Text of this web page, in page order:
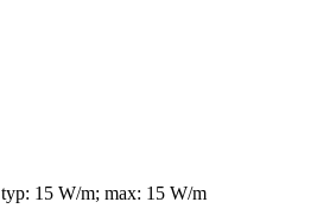
typ: 15 W/m; max: 15 W/m